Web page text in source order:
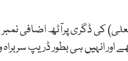
کی ڈگری پرآٹھ اضافی نمبر
انہیں ہی بطور ڈریپ سربراہ